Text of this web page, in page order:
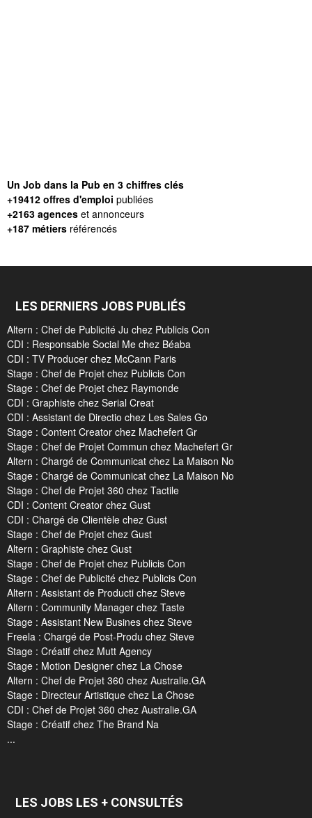
Un Job dans la Pub en 3 chiffres clés
+19412 offres d'emploi publiées
+2163 agences et annonceurs
+187 métiers référencés
LES DERNIERS JOBS PUBLIÉS
Altern : Chef de Publicité Ju chez Publicis Con
CDI : Responsable Social Me chez Béaba
CDI : TV Producer chez McCann Paris
Stage : Chef de Projet chez Publicis Con
Stage : Chef de Projet chez Raymonde
CDI : Graphiste chez Serial Creat
CDI : Assistant de Directio chez Les Sales Go
Stage : Content Creator chez Machefert Gr
Stage : Chef de Projet Commun chez Machefert Gr
Altern : Chargé de Communicat chez La Maison No
Stage : Chargé de Communicat chez La Maison No
Stage : Chef de Projet 360 chez Tactile
CDI : Content Creator chez Gust
CDI : Chargé de Clientèle chez Gust
Stage : Chef de Projet chez Gust
Altern : Graphiste chez Gust
Stage : Chef de Projet chez Publicis Con
Stage : Chef de Publicité chez Publicis Con
Altern : Assistant de Producti chez Steve
Altern : Community Manager chez Taste
Stage : Assistant New Busines chez Steve
Freela : Chargé de Post-Produ chez Steve
Stage : Créatif chez Mutt Agency
Stage : Motion Designer chez La Chose
Altern : Chef de Projet 360 chez Australie.GA
Stage : Directeur Artistique chez La Chose
CDI : Chef de Projet 360 chez Australie.GA
Stage : Créatif chez The Brand Na
...
LES JOBS LES + CONSULTÉS